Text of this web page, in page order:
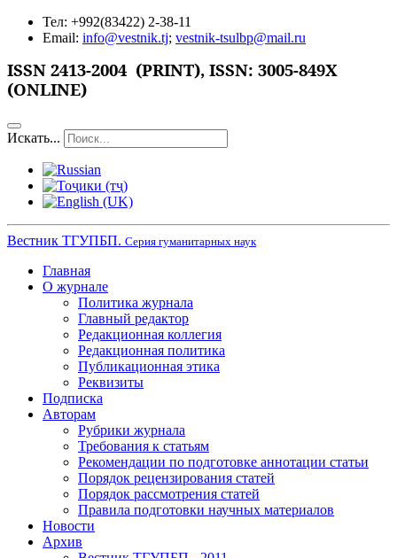
Тел: +992(83422) 2-38-11
Email: info@vestnik.tj; vestnik-tsulbp@mail.ru
ISSN 2413-2004 (PRINT), ISSN: 3005-849X
(ONLINE)
Искать...
Вестник ТГУПБП. Серия гуманитарных наук
Главная
О журнале
Политика журнала
Главный редактор
Редакционная коллегия
Редакционная политика
Публикационная этика
Реквизиты
Подписка
Авторам
Рубрики журнала
Требования к статьям
Рекомендации по подготовке аннотации статьи
Порядок рецензирования статей
Порядок рассмотрения статей
Правила подготовки научных материалов
Новости
Архив